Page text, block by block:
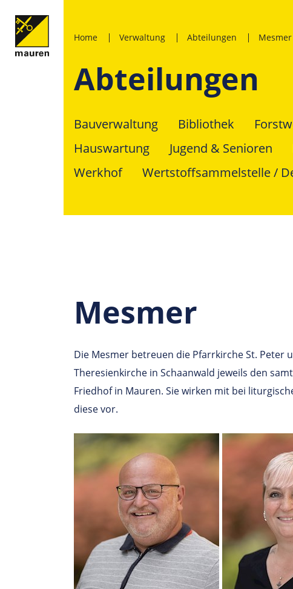
Home Verwaltung Abteilungen Mesmer
Abteilungen
Bauverwaltung Bibliothek
Hauswartung
Jugend & Senioren
Werkhof
Wertstoffsammelstelle /
Mesmer
Die Mesmer betreuen die Pfarrkirche St. Peter
Theresienkirche in Schaanwald jeweils den
Friedhof in Mauren. Sie wirken mit bei
diese vor.